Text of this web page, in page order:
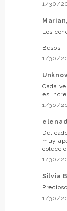
1/30/
Los
Besos
1/30/
Cada
es
1/30/
muy
1/30/
Silvia
1/30/